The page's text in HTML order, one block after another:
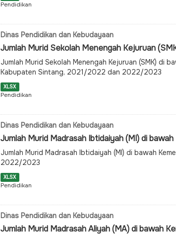
Pendidikan
Dinas Pendidikan dan Kebudayaan
Jumlah Murid Sekolah Menengah Kejuruan
Jumlah Murid Sekolah Menengah Kejuruan (SMK) di
Kabupaten Sintang, 2021/2022 dan 2022/2023
XLSX
Pendidikan
Dinas Pendidikan dan Kebudayaan
Jumlah Murid Madrasah Ibtidaiyah (MI) di
Jumlah Murid Madrasah Ibtidaiyah (MI) di bawah
2022/2023
XLSX
Pendidikan
Dinas Pendidikan dan Kebudayaan
Jumlah Murid Madrasah Aliyah (MA) di bawah